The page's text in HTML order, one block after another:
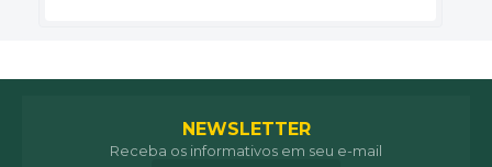
NEWSLETTER
Receba os informativos em seu e-mail